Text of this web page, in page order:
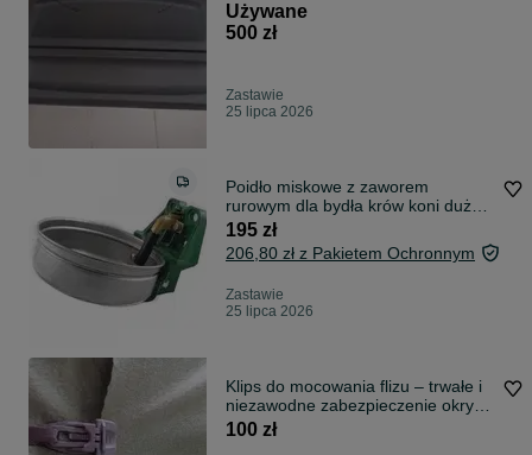
Używane
500 zł
Zastawie
25 lipca 2026
Poidło miskowe z zaworem
rurowym dla bydła krów koni duże
5 litrów
195 zł
206,80 zł z Pakietem Ochronnym
Zastawie
25 lipca 2026
Klips do mocowania flizu – trwałe i
niezawodne zabezpieczenie okryć
PAKIET 20 SZTUK
100 zł